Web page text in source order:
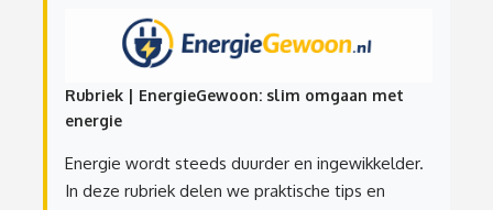
Rubriek | EnergieGewoon: slim omgaan met
energie
Energie wordt steeds duurder en ingewikkelder.
In deze rubriek delen we praktische tips en